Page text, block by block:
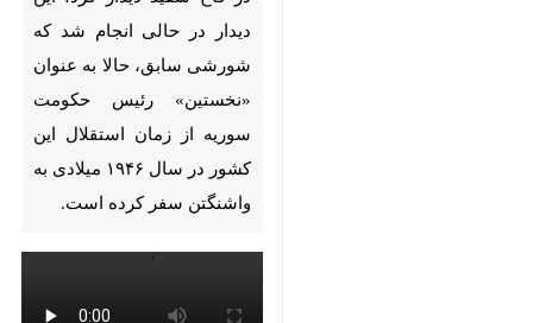
رئیس‌ حکومت سوریه از زمان
استقلال این کشور در سال ۱۹۴۶
میلادی به واشنگتن سفر کرده